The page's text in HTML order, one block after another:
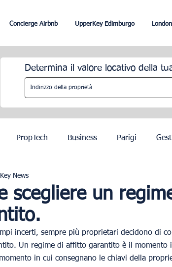
Concierge Airbnb UpperKey Edimburgo
Determina il valore locativo della
PropTech Business Parigi
Lisbona
scegliere un
News
incerti, sempre più proprietari decidono di
Un regime di affitto garantito è il momento
in cui consegnano le chiavi della